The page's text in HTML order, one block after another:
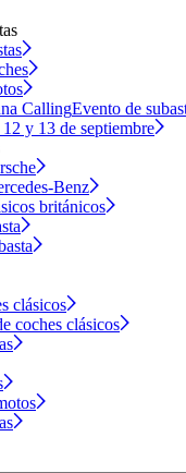
CallingEvento de
y 13 de septiembre
Benz
británicos
clásicos
coches clásicos